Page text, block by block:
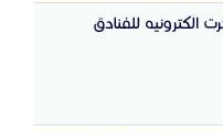
الكترونيه للفنادق